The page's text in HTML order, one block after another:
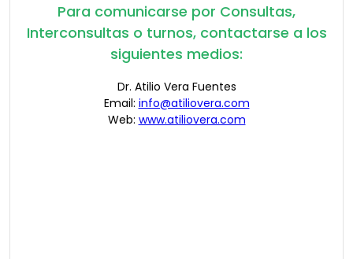
Para comunicarse por Consultas,
Interconsultas o turnos, contactarse a los
siguientes medios:
Dr. Atilio Vera Fuentes
Email: info@atiliovera.com
Web: www.atiliovera.com